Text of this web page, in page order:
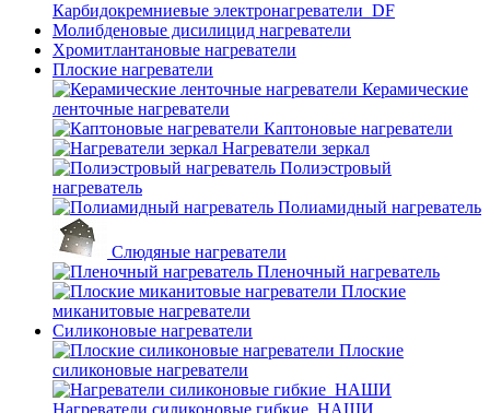
Карбидокремниевые электронагреватели_DF
Молибденовые дисилицид нагреватели
Хромитлантановые нагреватели
Плоские нагреватели
Керамические
ленточные нагреватели
Каптоновые нагреватели
Нагреватели зеркал
Полиэстровый
нагреватель
Полиамидный нагреватель
Слюдяные нагреватели
Пленочный нагреватель
Плоские
миканитовые нагреватели
Силиконовые нагреватели
Плоские
силиконовые нагреватели
Нагреватели силиконовые гибкие_НАШИ